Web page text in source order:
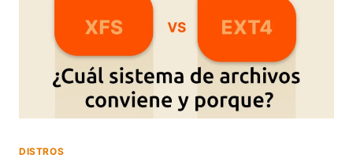
DISTROS